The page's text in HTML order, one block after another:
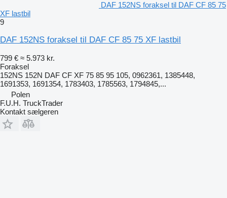
DAF 152NS foraksel til DAF CF 85 75
XF lastbil
9
DAF 152NS foraksel til DAF CF 85 75 XF lastbil
799 € ≈ 5.973 kr.
Foraksel
152NS 152N DAF CF XF 75 85 95 105, 0962361, 1385448,
1691353, 1691354, 1783403, 1785563, 1794845,...
Polen
F.U.H. TruckTrader
Kontakt sælgeren